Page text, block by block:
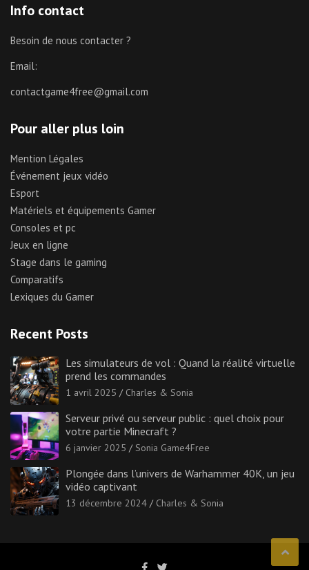
Info contact
Besoin de nous contacter ?
Email:
contactgame4free@gmail.com
Pour aller plus loin
Mention Légales
Événement jeux vidéo
Esport
Matériels et équipements Gamer
Consoles et pc
Jeux en ligne
Stage dans le gaming
Comparatifs
Lexiques du Gamer
Recent Posts
Les simulateurs de vol : Quand la réalité virtuelle
prend les commandes
1 avril 2025 Charles & Sonia
Serveur privé ou serveur public : quel choix pour
votre partie Minecraft ?
6 janvier 2025 Sonia Game4Free
Plongée dans l’univers de Warhammer 40K, un jeu
vidéo captivant
13 décembre 2024 Charles & Sonia